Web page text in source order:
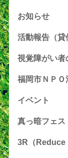
お知らせ
活動報告（貸
視覚障がい者
福岡市ＮＰＯ
イベント
真っ暗フェス
3R（Reduce